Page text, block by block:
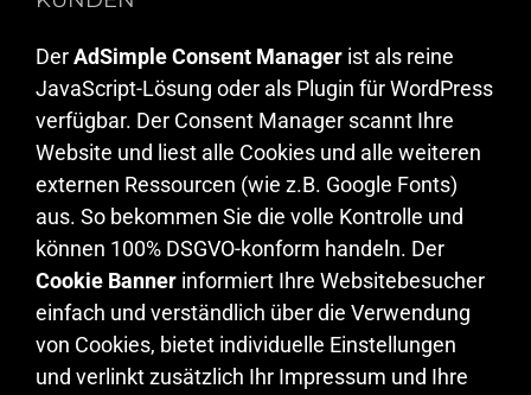
DerAdSimple Consent Manager ist als reine
JavaScript-Lösung oder als Plugin für WordPress
verfügbar. Der Consent Manager scannt Ihre
Website und liest alle Cookies und alle weiteren
externen Ressourcen (wie z.B. Google Fonts)
aus. So bekommen Sie die volle Kontrolle und
können 100% DSGVO-konform handeln. Der
Cookie Banner informiert Ihre Websitebesucher
einfach und verständlich über die Verwendung
von Cookies, bietet individuelle Einstellungen
und verlinkt zusätzlich Ihr Impressum und Ihre